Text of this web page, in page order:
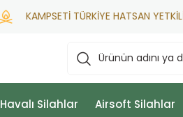
KAMPSETİ TÜRKİYE HATSAN YETKİLİ
Havalı Silahlar Airsoft Silahlar